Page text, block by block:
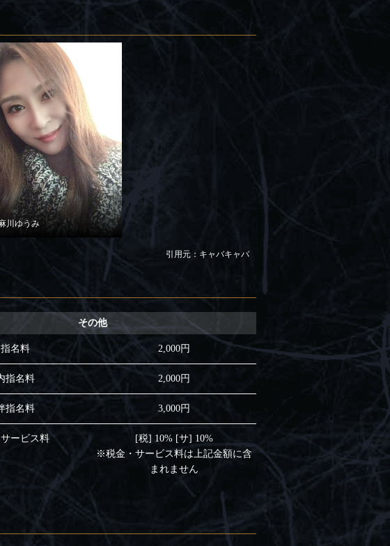
川ゆうみ
引用元：キャバキャバ
その他
名料 2,000円
指名料 2,000円
指名料 3,000円
ービス料
[税] 10% [サ] 10%
※税金・サービス料は上記金額に含
まれません